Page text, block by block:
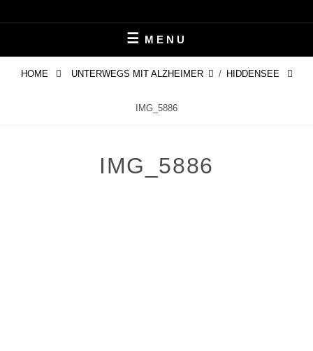
to
PERIFAIR
MENU
HOME UNTERWEGS MIT ALZHEIMER / HIDDENSEE
IMG_5886
IMG_5886